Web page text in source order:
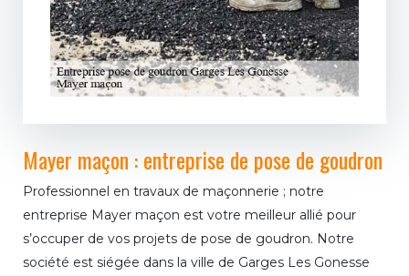
Mayer maçon : entreprise de pose de goudron
Professionnel en travaux de maçonnerie ; notre
entreprise Mayer maçon est votre meilleur allié pour
s’occuper de vos projets de pose de goudron. Notre
société est siégée dans la ville de Garges Les Gonesse